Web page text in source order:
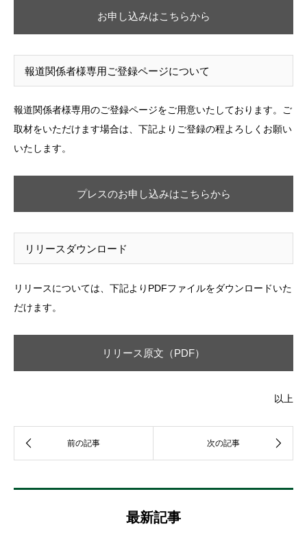
お申し込みはこちらから
報道関係者様専用ご登録ページについて
報道関係者様専用のご登録ページをご用意いたしております。ご
取材をいただけます場合は、下記よりご登録の程よろしくお願い
いたします。
プレスのお申し込みはこちらから
リリースダウンロード
リリースについては、下記よりPDFファイルをダウンロードいた
だけます。
リリース原文（PDF）
以上
最新記事